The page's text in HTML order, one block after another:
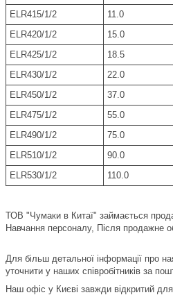
ELR415/1/2
11.0
ELR420/1/2
15.0
ELR425/1/2
18.5
ELR430/1/2
22.0
ELR450/1/2
37.0
ELR475/1/2
55.0
ELR490/1/2
75.0
ELR510/1/2
90.0
ELR530/1/2
110.0
ТОВ "Чумаки в Китаї" займається
Навчання персоналу, Після продажне
Для більш детальної інформації про
уточнити у наших співробітників за
Наш офіс у Києві завжди відкритий